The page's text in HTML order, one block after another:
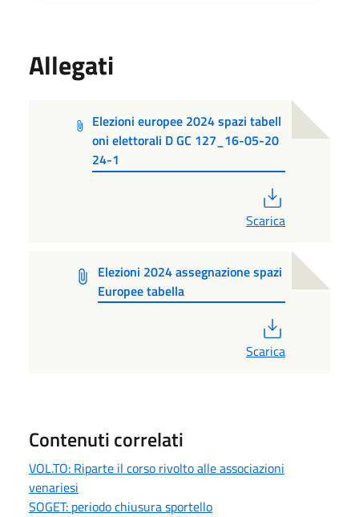
Allegati
Elezioni europee 2024 spazi tabell
oni elettorali D GC 127_16-05-20
24-1
Scarica
Elezioni 2024 assegnazione spazi
Europee tabella
Scarica
Contenuti correlati
VOL.TO: Riparte il corso rivolto alle associazioni
venariesi
SOGET: periodo chiusura sportello